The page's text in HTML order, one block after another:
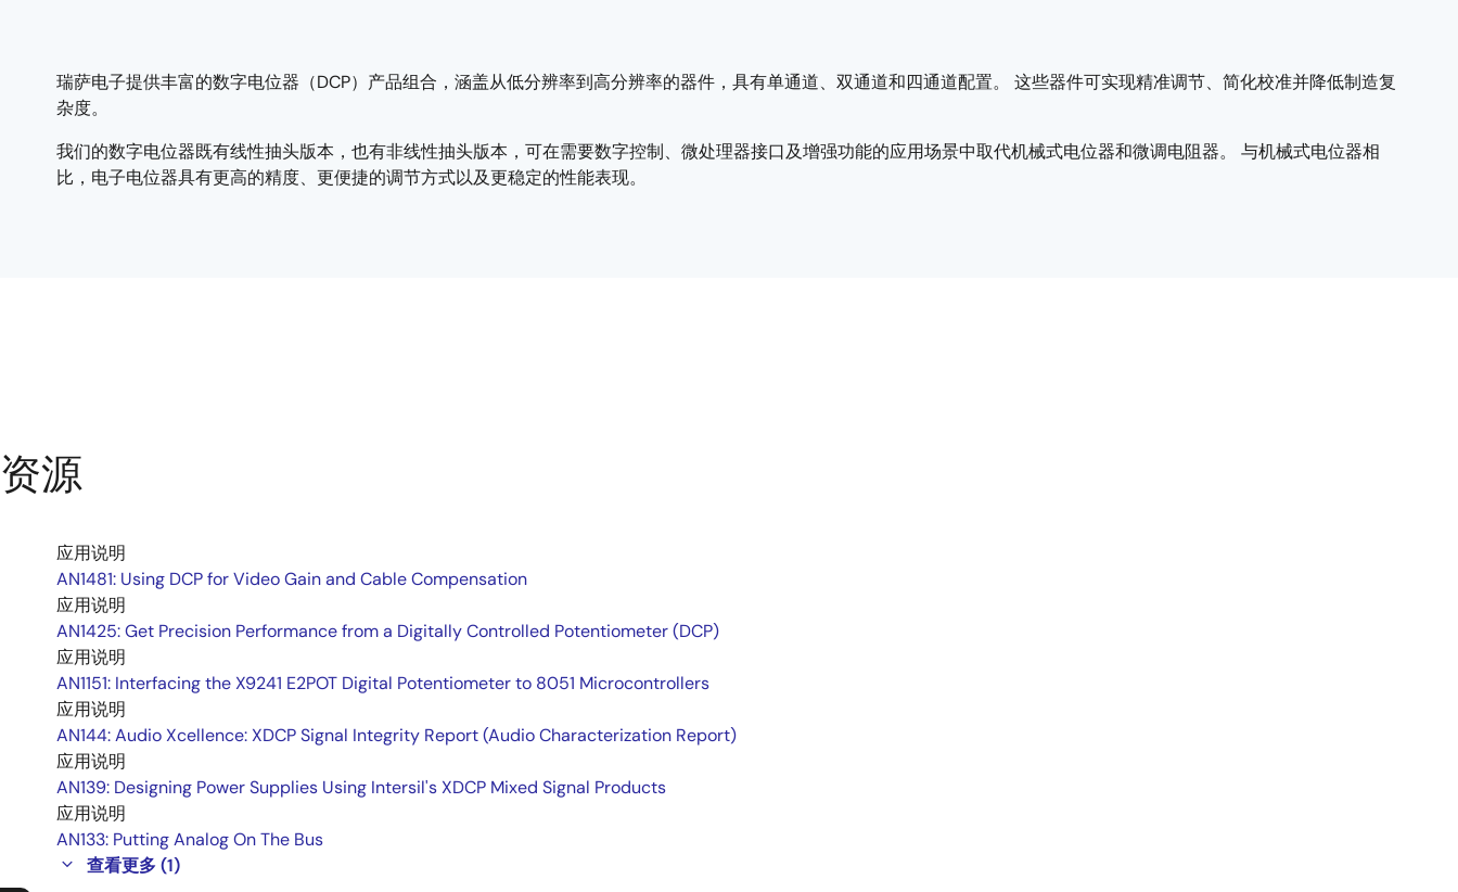
瑞萨电子提供丰富的数字电位器（DCP）产品组合，涵盖从低分辨率到高分辨率的器件，具有单通道、双通道和四通道配置。 这些器件可实现精准调节、简化校准并降低制造复
杂度。
我们的数字电位器既有线性抽头版本，也有非线性抽头版本，可在需要数字控制、微处理器接口及增强功能的应用场景中取代机械式电位器和微调电阻器。 与机械式电位器相
比，电子电位器具有更高的精度、更便捷的调节方式以及更稳定的性能表现。
资源
应用说明
AN1481: Using DCP for Video Gain and Cable Compensation
应用说明
AN1425: Get Precision Performance from a Digitally Controlled Potentiometer (DCP)
应用说明
AN1151: Interfacing the X9241 E2POT Digital Potentiometer to 8051 Microcontrollers
应用说明
AN144: Audio Xcellence: XDCP Signal Integrity Report (Audio Characterization Report)
应用说明
AN139: Designing Power Supplies Using Intersil's XDCP Mixed Signal Products
应用说明
AN133: Putting Analog On The Bus
查看更多 (1)